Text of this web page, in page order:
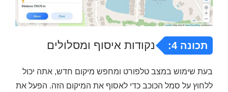
תכונה 4: נקודות איסוף ומסלולים
בעת שימוש במצב טלפורט ומחפש מיקום חדש, אתה יכול
ללחוץ על סמל הכוכב כדי לאסוף את המיקום הזה. הפעל את